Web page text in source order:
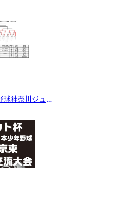
球神奈川ジュニ